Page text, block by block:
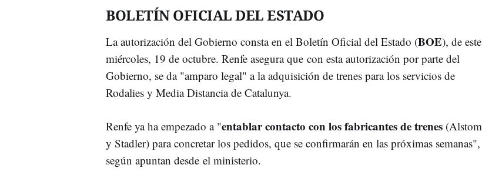
BOLETÍN OFICIAL DEL ESTADO
La autorización del Gobierno consta en el Boletín Oficial del Estado (BOE), de este
miércoles, 19 de octubre. Renfe asegura que con esta autorización por parte del
Gobierno, se da "amparo legal" a la adquisición de trenes para los servicios de
Rodalies y Media Distancia de Catalunya.
Renfe ya ha empezado a "entablar contacto con los fabricantes de trenes (Alstom
y Stadler) para concretar los pedidos, que se confirmarán en las próximas semanas",
según apuntan desde el ministerio.